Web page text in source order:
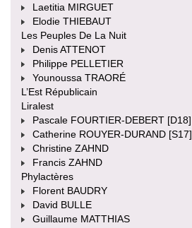
Laetitia MIRGUET
Elodie THIEBAUT
Les Peuples De La Nuit
Denis ATTENOT
Philippe PELLETIER
Younoussa TRAORÉ
L’Est Républicain
Liralest
Pascale FOURTIER-DEBERT [D18]
Catherine ROUYER-DURAND [S17]
Christine ZAHND
Francis ZAHND
Phylactères
Florent BAUDRY
David BULLE
Guillaume MATTHIAS